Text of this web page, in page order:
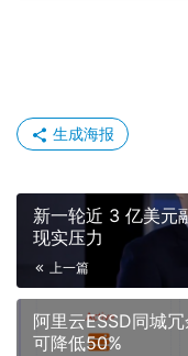
生成海报
新一轮近 3 亿美元
现实压力
上一篇
阿里云ESSD同城
可降低50%